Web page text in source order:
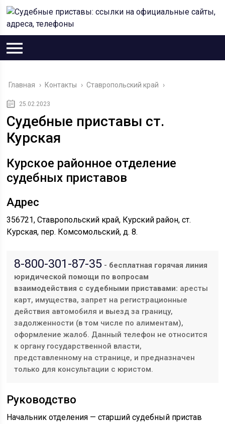
Главная › Контакты › Ставропольский край ›
25.02.2023
Судебные приставы ст.
Курская
Курское районное отделение
судебных приставов
Адрес
356721, Ставропольский край, Курский район, ст.
Курская, пер. Комсомольский, д. 8.
8-800-301-87-35 - бесплатная горячая линия
юридической помощи по вопросам
взаимодействия с судебными приставами: аресты
карт, имущества, запрет на регистрационные
действия автомобиля и выезд за границу,
задолженности (в том числе по алиментам),
оформление жалоб. Данный телефон не относится
к органу государственной власти,
представленному на странице, и предназначен
только для консультации с юристом.
Руководство
Начальник отделения — старший судебный пристав